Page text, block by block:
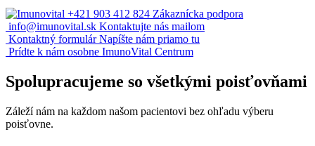
+421 903 412 824 Zákaznícka podpora
info@imunovital.sk Kontaktujte nás mailom
Kontaktný formulár Napíšte nám priamo tu
Prídte k nám osobne ImunoVital Centrum
Spolupracujeme so všetkými poisťovňami
Záleží nám na každom našom pacientovi bez ohľadu výberu
poisťovne.